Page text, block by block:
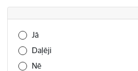
Vai šī informācija bija noderīga?
Jā
Daļēji
Nē